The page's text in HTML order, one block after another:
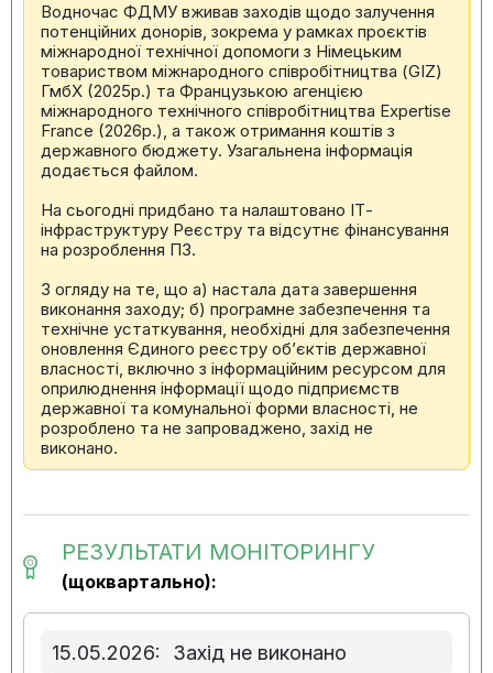
Водночас ФДМУ вживав заходів щодо залучення
потенційних донорів, зокрема у рамках проєктів
міжнародної технічної допомоги з Німецьким
товариством міжнародного співробітництва (GIZ)
ГмбХ (2025р.) та Французькою агенцією
міжнародного технічного співробітництва Expertise
France (2026р.), а також отримання коштів з
державного бюджету. Узагальнена інформація
додається файлом.
На сьогодні придбано та налаштовано ІТ-
інфраструктуру Реєстру та відсутнє фінансування
на розроблення ПЗ.
З огляду на те, що а) настала дата завершення
виконання заходу; б) програмне забезпечення та
технічне устаткування, необхідні для забезпечення
оновлення Єдиного реєстру об’єктів державної
власності, включно з інформаційним ресурсом для
оприлюднення інформації щодо підприємств
державної та комунальної форми власності, не
розроблено та не запроваджено, захід не
виконано.
РЕЗУЛЬТАТИ МОНІТОРИНГУ
(щоквартально):
15.05.2026: Захід не виконано